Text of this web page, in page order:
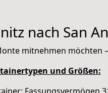
nach San
mitnehmen möchten
und Größen: